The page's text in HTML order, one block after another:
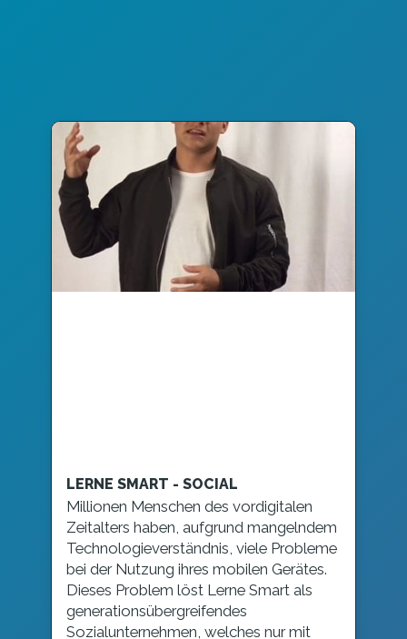
LERNE SMART - SOCIAL
Millionen Menschen des vordigitalen
Zeitalters haben, aufgrund mangelndem
Technologieverständnis, viele Probleme
bei der Nutzung ihres mobilen Gerätes.
Dieses Problem löst Lerne Smart als
generationsübergreifendes
Sozialunternehmen, welches nur mit